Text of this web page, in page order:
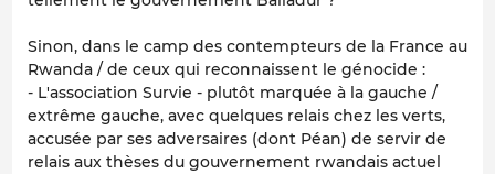
Sinon, dans le camp des contempteurs de la France au
Rwanda / de ceux qui reconnaissent le génocide :
- L'association Survie - plutôt marquée à la gauche /
extrême gauche, avec quelques relais chez les verts,
accusée par ses adversaires (dont Péan) de servir de
relais aux thèses du gouvernement rwandais actuel